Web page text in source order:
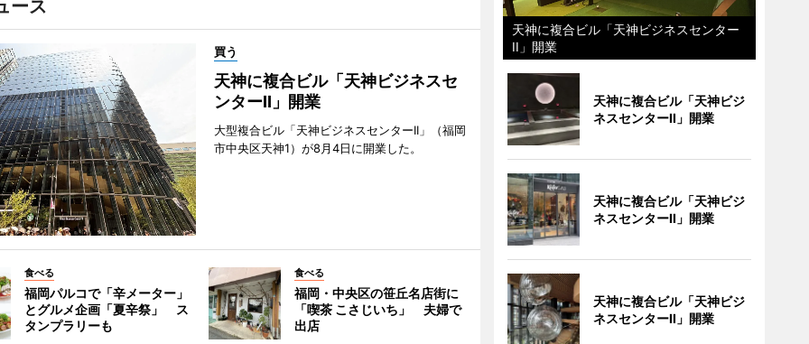
ース
買う
天神に複合ビル「天神ビジネスセ
ンターII」開業
大型複合ビル「天神ビジネスセンターII」（福岡
市中央区天神1）が8月4日に開業した。
食べる
福岡パルコで「辛メーター」
とグルメ企画「夏辛祭」 ス
タンプラリーも
食べる
福岡・中央区の笹丘名店街に
「喫茶 こさじいち」 夫婦で
出店
天神に複合ビル「天神ビジネスセンター
II」開業
天神に複合ビル「天神ビジ
ネスセンターII」開業
天神に複合ビル「天神ビジ
ネスセンターII」開業
天神に複合ビル「天神ビジ
ネスセンターII」開業